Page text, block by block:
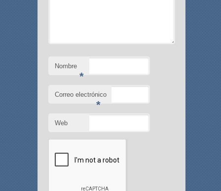
Nombre
*
Correo electrónico
*
Web